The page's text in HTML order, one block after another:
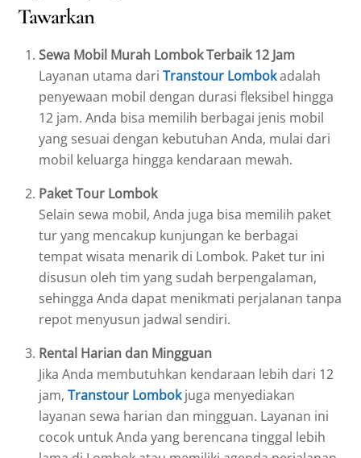
Tawarkan
Sewa Mobil Murah Lombok Terbaik 12 Jam
Layanan utama dari Transtour Lombokadalah
penyewaan mobil dengan durasi fleksibel hingga
12 jam. Anda bisa memilih berbagai jenis mobil
yang sesuai dengan kebutuhan Anda, mulai dari
mobil keluarga hingga kendaraan mewah.
Paket Tour Lombok
Selain sewa mobil, Anda juga bisa memilih paket
tur yang mencakup kunjungan ke berbagai
tempat wisata menarik di Lombok. Paket tur ini
disusun oleh tim yang sudah berpengalaman,
sehingga Anda dapat menikmati perjalanan tanpa
repot menyusun jadwal sendiri.
Rental Harian dan Mingguan
Jika Anda membutuhkan kendaraan lebih dari 12
jam, Transtour Lombokjuga menyediakan
layanan sewa harian dan mingguan. Layanan ini
cocok untuk Anda yang berencana tinggal lebih